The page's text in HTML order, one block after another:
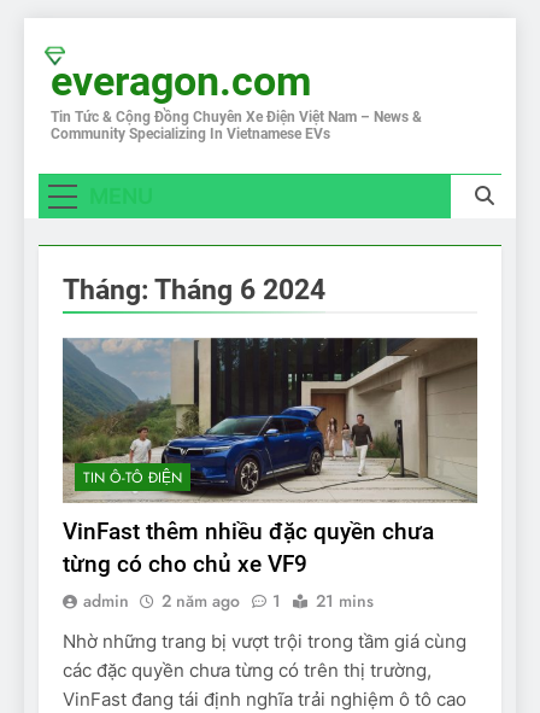
content
everagon.com
Tin Tức & Cộng Đồng Chuyên Xe Điện Việt Nam – News &
Community Specializing In Vietnamese EVs
Tháng: Tháng 6 2024
TIN Ô-TÔ ĐIỆN
VinFast thêm nhiều đặc quyền chưa
từng có cho chủ xe VF9
admin 2 năm ago 1 21 mins
Nhờ những trang bị vượt trội trong tầm giá cùng
các đặc quyền chưa từng có trên thị trường,
VinFast đang tái định nghĩa trải nghiệm ô tô cao